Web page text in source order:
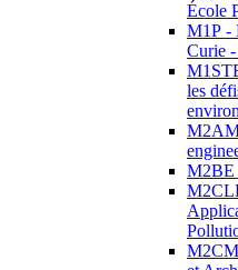
École
M1P -
Curie
les
M2BE